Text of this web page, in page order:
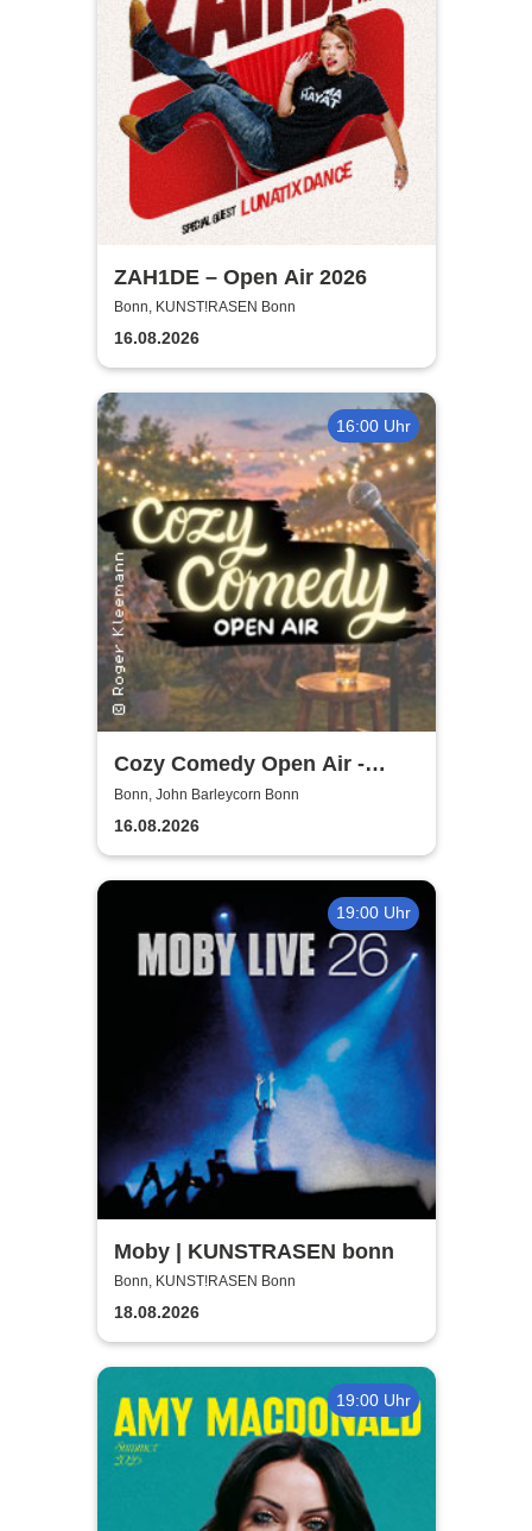
ZAH1DE – Open Air 2026
Bonn, KUNST!RASEN Bonn
16.08.2026
16:00 Uhr
Cozy Comedy Open Air -
John Barleycorn Bonn
Bonn, John Barleycorn Bonn
16.08.2026
19:00 Uhr
Moby | KUNSTRASEN bonn
Bonn, KUNST!RASEN Bonn
18.08.2026
19:00 Uhr